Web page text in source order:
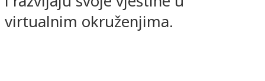
virtualnim okruženjima.